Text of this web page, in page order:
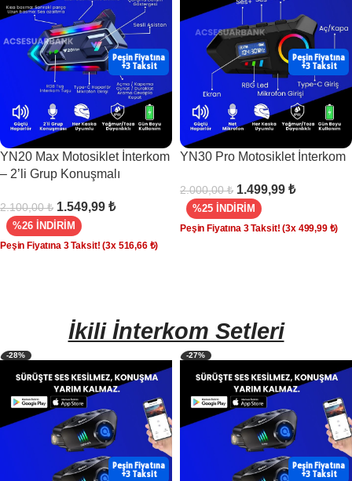
Peşin Fiyatına
+3 Taksit
YN20 Max Motosiklet İnterkom
– 2’li Grup Konuşmalı
2.100,00₺ 1.549,99 ₺
%26 İNDİRİM
Peşin Fiyatına 3 Taksit!(3x 516,66 ₺)
Peşin Fiyatına
+3 Taksit
YN30 Pro Motosiklet İnterkom
2.000,00₺ 1.499,99 ₺
%25 İNDİRİM
Peşin Fiyatına 3 Taksit!(3x 499,99 ₺)
İkili İnterkom Setleri
-28%
Peşin Fiyatına
+3 Taksit
-27%
Peşin Fiyatına
+3 Taksit